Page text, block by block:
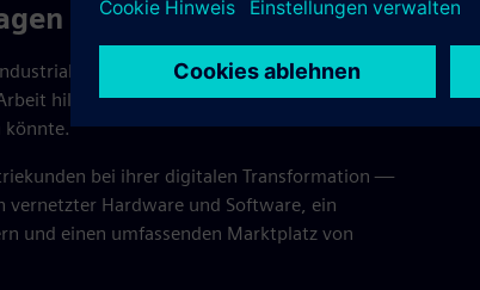
nach Bugs
Copilot, eine Technologie, die
hilft und Benutzern zum Beispiel auf dem
könnte.
bei ihrer digitalen Transformation —
vernetzter Hardware und Software, ein
und einen umfassenden Marktplatz von